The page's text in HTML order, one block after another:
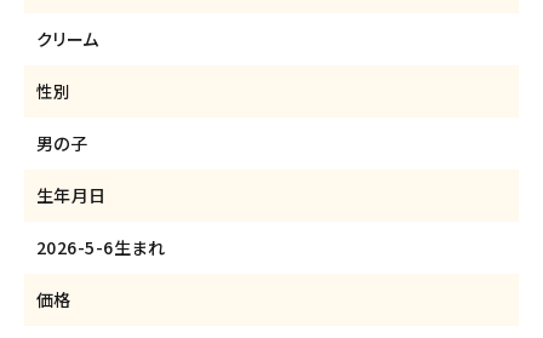
クリーム
性別
男の子
生年月日
2026-5-6生まれ
価格